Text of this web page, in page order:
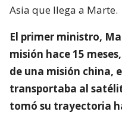
Asia que llega a Marte.
El primer ministro,
misión hace 15
de una misión china,
transportaba al
tomó su trayectoria